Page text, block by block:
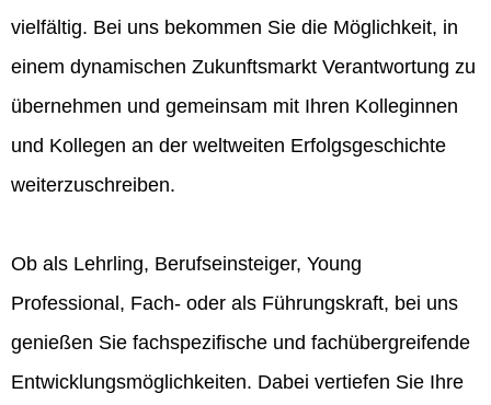
vielfältig. Bei uns bekommen Sie die Möglichkeit, in
einem dynamischen Zukunftsmarkt Verantwortung zu
übernehmen und gemeinsam mit Ihren Kolleginnen
und Kollegen an der weltweiten Erfolgsgeschichte
weiterzuschreiben.
Ob als Lehrling, Berufseinsteiger, Young
Professional, Fach- oder als Führungskraft, bei uns
genießen Sie fachspezifische und fachübergreifende
Entwicklungsmöglichkeiten. Dabei vertiefen Sie Ihre